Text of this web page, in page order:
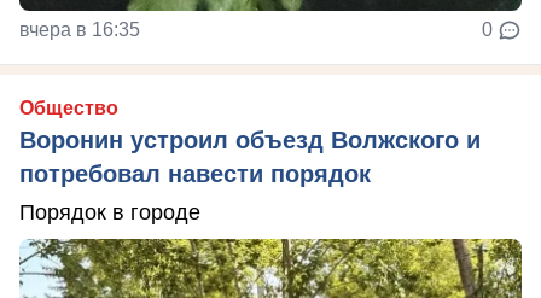
вчера в 16:35 0
Общество
Воронин устроил объезд Волжского и
потребовал навести порядок
Порядок в городе